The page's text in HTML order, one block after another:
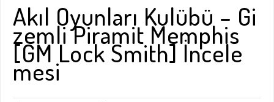
Akıl Oyunları Kulübü – Gi
zemli Piramit Memphis
[GM Lock Smith] İncele
mesi